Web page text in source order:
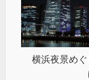
横浜夜景め